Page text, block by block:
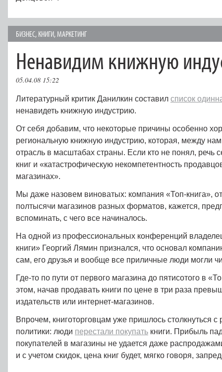
БИЗНЕС, КНИГИ,МАРКЕТИНГ
Ненавидим книжную
05.04.08 15:22
Литературный критик Данилкин составил список
ненавидеть книжную индустрию.
От себя добавим, что некоторые причины особенно
региональную книжную индустрию, которая, между
отрасль в масштабах страны. Если кто не понял, речь
книг и «катастрофическую некомпетентность
магазинах».
Мы даже назовем виноватых: компания «Топ-книга»,
полтысячи магазинов разных форматов, кажется,
вспоминать, с чего все начиналось.
На одной из профессиональных конференций
книги» Георгий Лямин признался, что основал
сам, его друзья и вообще все приличные люди могли
Где-то по пути от первого магазина до пятисотого в
этом, начав продавать книги по цене в три раза
издательств или интернет-магазинов.
Впрочем, книготорговцам уже пришлось столкнуться с
политики: люди перестали покупать книги. Прибыль
покупателей в магазины не удается даже
и с учетом скидок, цена книг будет, мягко говоря,